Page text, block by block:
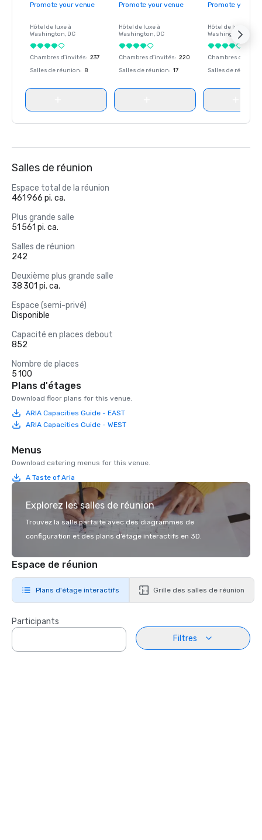
Promote your venue
Hôtel de luxe à
Washington, DC
Chambres d'invités: 237
Salles de réunion: 8
Promote your venue
Hôtel de luxe à
Washington, DC
Chambres d'invités: 220
Salles de réunion: 17
Promote your
Hôtel de luxe à
Washington
Chambres
Salles de réunion
Salles de réunion
Espace total de la réunion
461 966 pi. ca.
Plus grande salle
51 561 pi. ca.
Salles de réunion
242
Deuxième plus grande salle
38 301 pi. ca.
Espace (semi-privé)
Disponible
Capacité en places debout
852
Nombre de places
5 100
Plans d'étages
Download floor plans for this venue.
ARIA Capacities Guide - EAST
ARIA Capacities Guide - WEST
Menus
Download catering menus for this venue.
A Taste of Aria
Explorez les salles de réunion
Trouvez la salle parfaite avec des diagrammes de
configuration et des plans d’étage interactifs en 3D.
Espace de réunion
Plans d'étage interactifs Grille des salles de réunion
Participants
Filtres